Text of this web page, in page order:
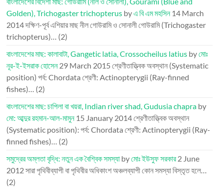
Golden), Trichogaster trichopterus byএ বি এম মহসিন 14 March
2014দক্ষিণ-পূর্ব এশিয়ার মাছ নীল গোউরামি ও সোনালী গোউরামি (Trichogaster
trichopterus)… (2)
বাংলাদেশের মাছ: কালাবাটা, Gangetic latia, Crossocheilus latius byমোঃ
নূর-ই-ইসরাক হোসেন29 March 2015 শ্রেণীতাত্ত্বিক অবস্থান (Systematic
position) পর্ব: Chordata শ্রেণী: Actinopterygii (Ray-finned
fishes)… (2)
বাংলাদেশের মাছ: চাপিলা বা খয়রা, Indian river shad, Gudusia chapra by
মো: আব্দুর রহমান-আল-মামুন 15 January 2014শ্রেণীতাত্ত্বিক অবস্থান
(Systematic position): পর্ব: Chordata শ্রেণী: Actinopterygii (Ray-
finned fishes)… (2)
সমুদ্রের অম্লতা বৃদ্ধি: নতুন এক বৈশ্বিক সমস্যা byমোঃ ইউসুফ সরকার2 June
2012সারা পৃথিবীব্যাপী বা পৃথিবীর অধিকাংশ অঞ্চলব্যাপী কোন সমস্যা বিস্তৃত হলে…
(2)